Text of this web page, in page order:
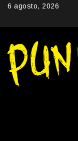
Skip6 agosto, 2026